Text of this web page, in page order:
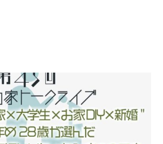
ークライブVol.46】「なぜ人はど